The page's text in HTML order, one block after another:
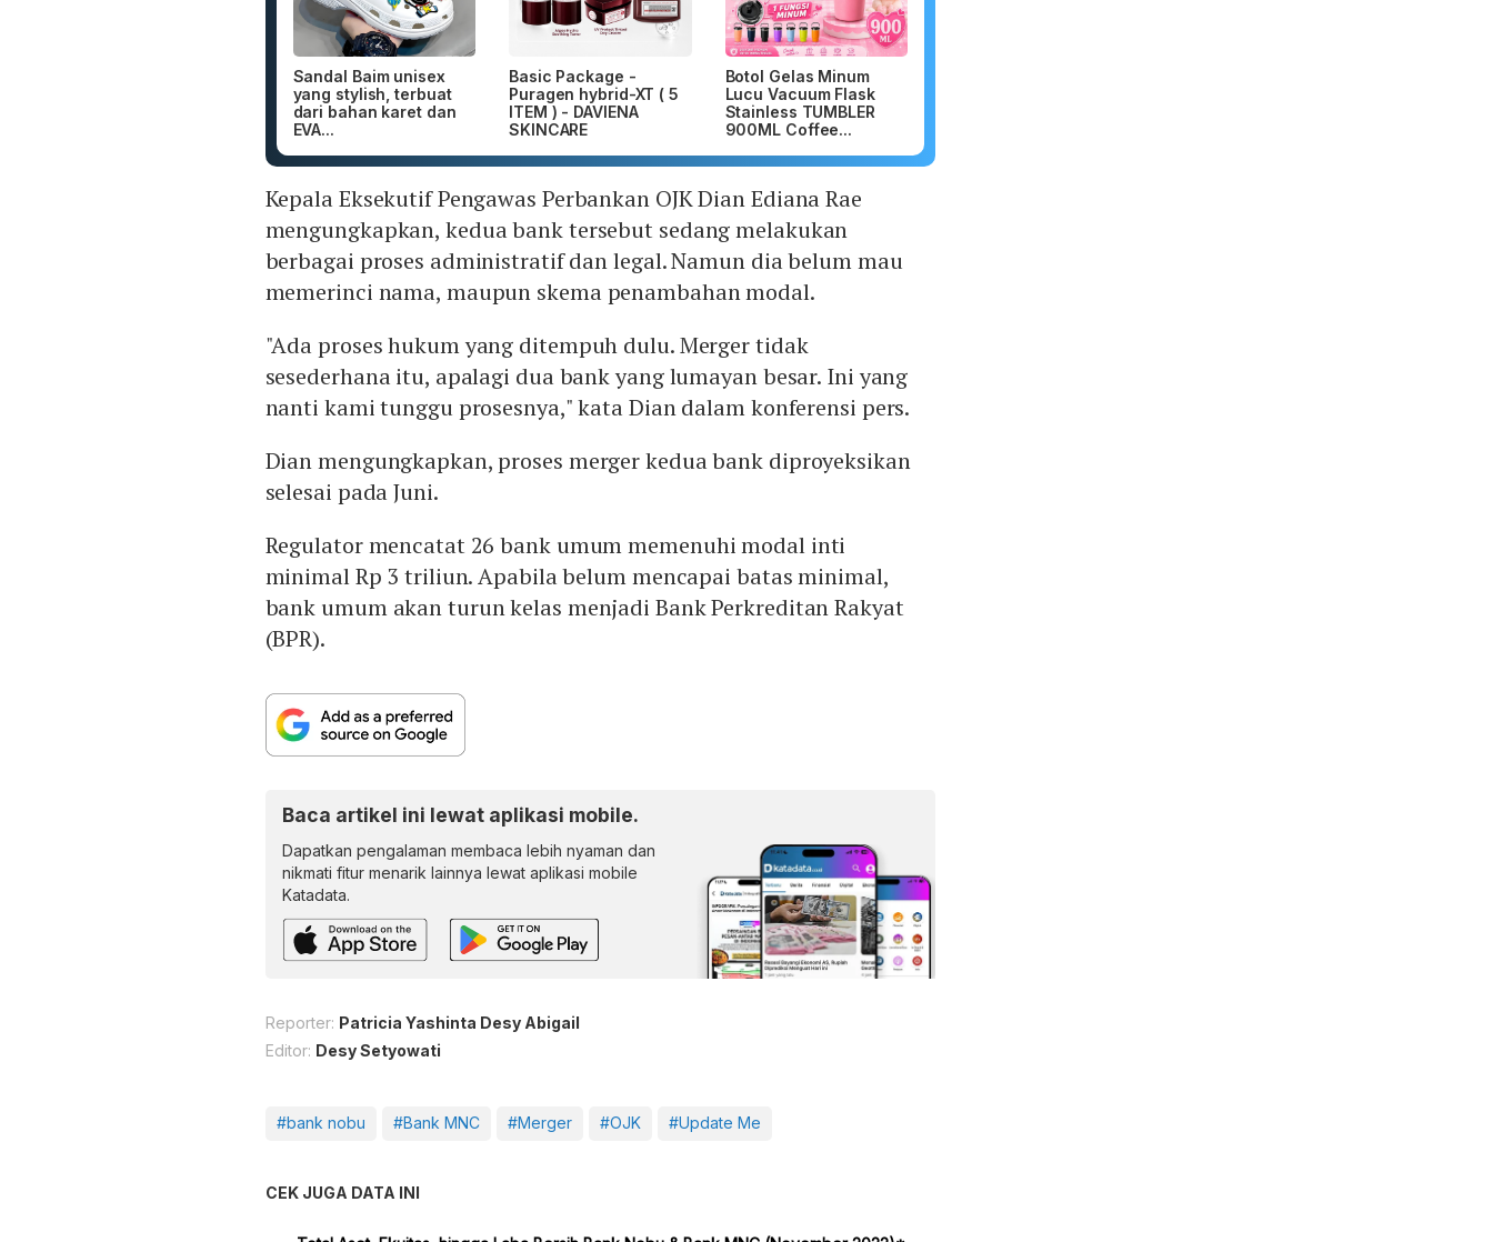
Sandal Baim unisex
yang stylish, terbuat
dari bahan karet dan
EVA...
Basic Package -
Puragen hybrid-XT ( 5
ITEM ) - DAVIENA
SKINCARE
Botol Gelas Minum
Lucu Vacuum Flask
Stainless TUMBLER
900ML Coffee...
Kepala Eksekutif Pengawas Perbankan OJK Dian Ediana Rae
mengungkapkan, kedua bank tersebut sedang melakukan
berbagai proses administratif dan legal. Namun dia belum mau
memerinci nama, maupun skema penambahan modal.
"Ada proses hukum yang ditempuh dulu. Merger tidak
sesederhana itu, apalagi dua bank yang lumayan besar. Ini yang
nanti kami tunggu prosesnya," kata Dian dalam konferensi pers.
Dian mengungkapkan, proses merger kedua bank diproyeksikan
selesai pada Juni.
Regulator mencatat 26 bank umum memenuhi modal inti
minimal Rp 3 triliun. Apabila belum mencapai batas minimal,
bank umum akan turun kelas menjadi Bank Perkreditan Rakyat
(BPR).
Baca artikel ini lewat aplikasi mobile.
Dapatkan pengalaman membaca lebih nyaman dan
nikmati fitur menarik lainnya lewat aplikasi mobile
Katadata.
Reporter: Patricia Yashinta Desy Abigail
Editor: Desy Setyowati
#bank nobu #Bank MNC #Merger #OJK #Update Me
CEK JUGA DATA INI